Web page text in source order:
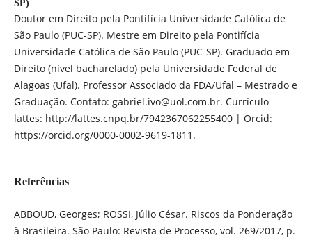
SP)
Doutor em Direito pela Pontifícia Universidade Católica de
São Paulo (PUC-SP). Mestre em Direito pela Pontifícia
Universidade Católica de São Paulo (PUC-SP). Graduado em
Direito (nível bacharelado) pela Universidade Federal de
Alagoas (Ufal). Professor Associado da FDA/Ufal – Mestrado e
Graduação. Contato: gabriel.ivo@uol.com.br. Currículo
lattes: http://lattes.cnpq.br/7942367062255400 | Orcid:
https://orcid.org/0000-0002-9619-1811.
Referências
ABBOUD, Georges; ROSSI, Júlio César. Riscos da Ponderação
à Brasileira. São Paulo: Revista de Processo, vol. 269/2017, p.